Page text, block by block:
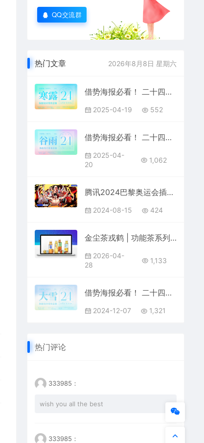
QQ交流群
热门文章 2026年8月8日 星期六
借势海报必看！ 二十四节气之寒露海报设计常用意象总结
2025-04-19 552
借势海报必看！ 二十四节气之谷雨海报设计常用意象总结
2025-04-
20
1,062
腾讯2024巴黎奥运会插画海报 美漫写实卡通漫画壁
2024-08-15 424
金尘茶戎鹤 | 功能茶系列包装设计
2026-04-
28
1,133
借势海报必看！ 二十四节气之大雪海报设计常用意象总结
2024-12-07 1,321
热门评论
333985：
wish you all the best
333985：